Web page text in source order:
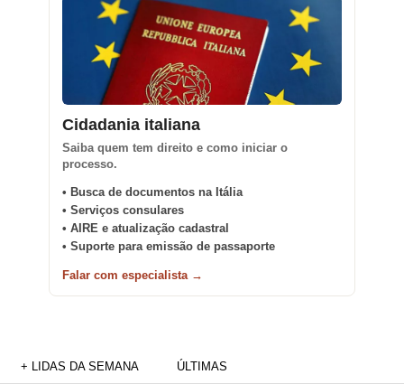
Cidadania italiana
Saiba quem tem direito e como iniciar o
processo.
• Busca de documentos na Itália
• Serviços consulares
• AIRE e atualização cadastral
• Suporte para emissão de passaporte
Falar com especialista →
+ LIDAS DA SEMANA ÚLTIMAS